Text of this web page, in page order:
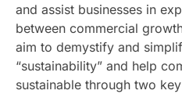
and assist businesses in
between commercial
aim to demystify and
“sustainability” and help
sustainable through two